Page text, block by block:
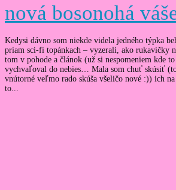
nová bosonohá
Kedysi dávno som niekde videla jedného týpka
priam sci-fi topánkach – vyzerali, ako rukavičky
tom v pohode a článok (už si nespomeniem kde
vychvaľoval do nebies… Mala som chuť skúsiť
vnútorné veľmo rado skúša všeličo nové :)) ich
to...